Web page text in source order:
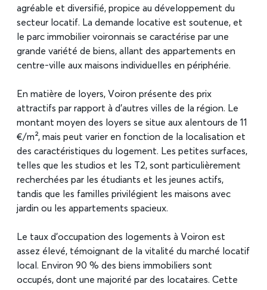
agréable et diversifié, propice au développement du
secteur locatif. La demande locative est soutenue, et
le parc immobilier voironnais se caractérise par une
grande variété de biens, allant des appartements en
centre-ville aux maisons individuelles en périphérie.
En matière de loyers, Voiron présente des prix
attractifs par rapport à d’autres villes de la région. Le
montant moyen des loyers se situe aux alentours de 11
€/m², mais peut varier en fonction de la localisation et
des caractéristiques du logement. Les petites surfaces,
telles que les studios et les T2, sont particulièrement
recherchées par les étudiants et les jeunes actifs,
tandis que les familles privilégient les maisons avec
jardin ou les appartements spacieux.
Le taux d’occupation des logements à Voiron est
assez élevé, témoignant de la vitalité du marché locatif
local. Environ 90 % des biens immobiliers sont
occupés, dont une majorité par des locataires. Cette